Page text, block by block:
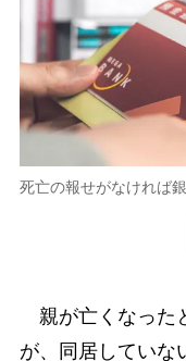
死亡の報せがなければ
親が亡くなった
が、同居していな